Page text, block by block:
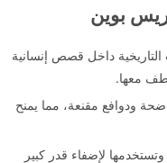
بوين
داخل قصص إنسانية
معها.
ودوافع مقنعة، مما يمنح
لإضفاء قدر كبير